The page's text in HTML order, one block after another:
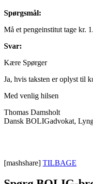
Spørgsmål:
Må et pengeinstitut tage kr.
Svar:
Kære Spørger
Ja, hvis taksten er oplyst til
Med venlig hilsen
Thomas Damsholt
Dansk BOLIGadvokat,
[mashshare] TILBAGE